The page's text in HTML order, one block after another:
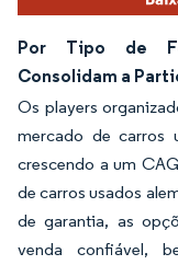
Por Tipo de
Consolidam a
Os players
mercado de carros
crescendo a um
de carros usados
de garantia, as
venda confiável,